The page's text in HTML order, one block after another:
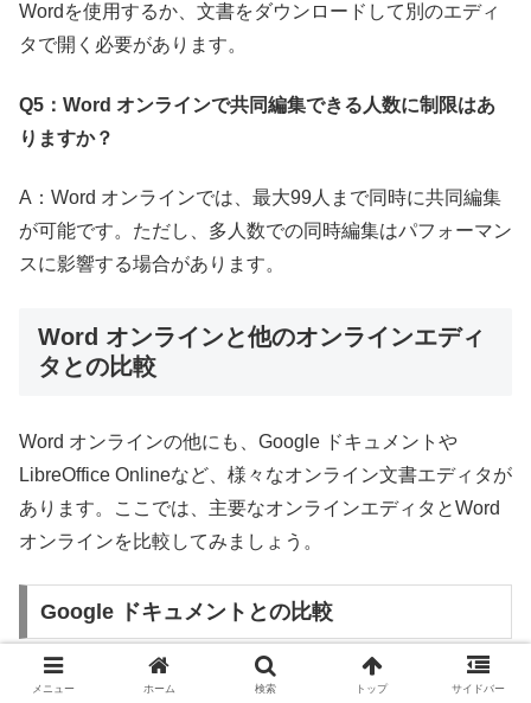
Wordを使用するか、文書をダウンロードして別のエディ
タで開く必要があります。
Q5：Word オンラインで共同編集できる人数に制限はあ
りますか？
A：Word オンラインでは、最大99人まで同時に共同編集
が可能です。ただし、多人数での同時編集はパフォーマン
スに影響する場合があります。
Word オンラインと他のオンラインエディ
タとの比較
Word オンラインの他にも、Google ドキュメントや
LibreOffice Onlineなど、様々なオンライン文書エディタが
あります。ここでは、主要なオンラインエディタとWord
オンラインを比較してみましょう。
Google ドキュメントとの比較
Google ドキュメントは、Googleが提供するオンライン文
メニュー ホーム 検索 トップ サイドバー